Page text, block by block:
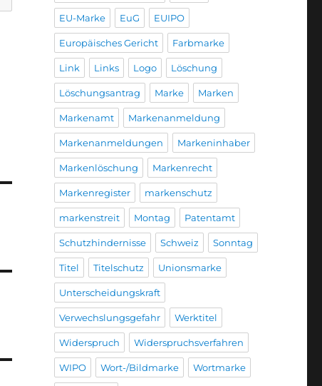
EU-Marke EuG EUIPO
Europäisches Gericht Farbmarke
Link Links Logo Löschung
Löschungsantrag Marke Marken
Markenamt Markenanmeldung
Markenanmeldungen Markeninhaber
Markenlöschung Markenrecht
Markenregister markenschutz
markenstreit Montag Patentamt
Schutzhindernisse Schweiz Sonntag
Titel Titelschutz Unionsmarke
Unterscheidungskraft
Verwechslungsgefahr Werktitel
Widerspruch Widerspruchsverfahren
WIPO Wort-/Bildmarke Wortmarke